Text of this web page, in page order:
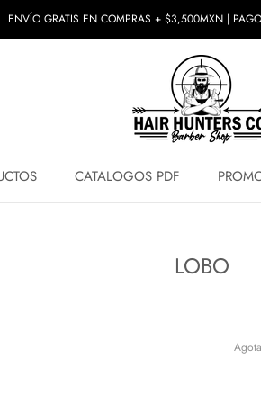
ENVÍO GRATIS EN COMPRAS + $3,500MXN |
CATALOGOS PDF
LOBO